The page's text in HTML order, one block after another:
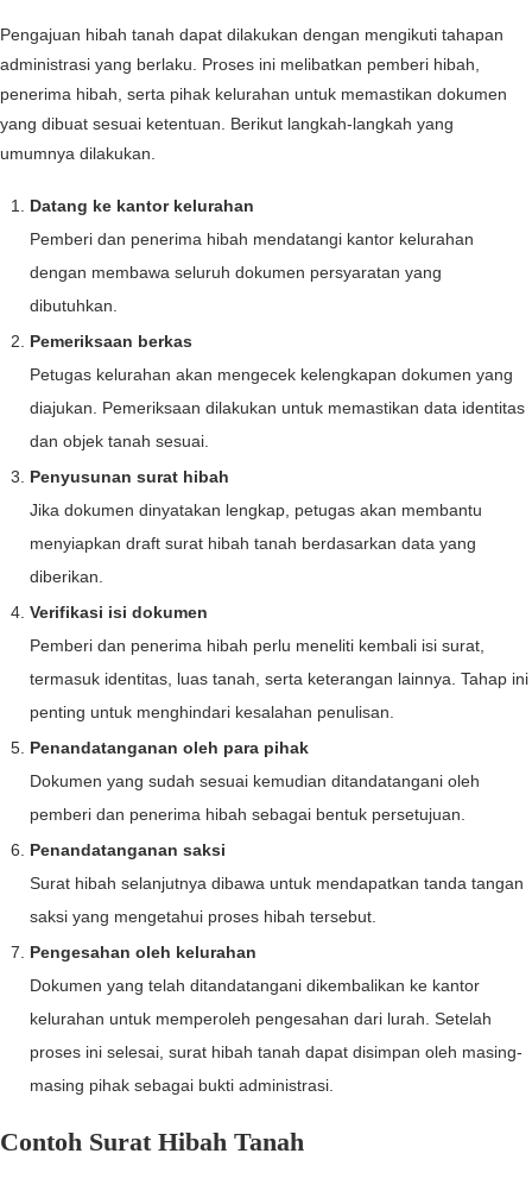
Pengajuan hibah tanah dapat dilakukan dengan mengikuti tahapan
administrasi yang berlaku. Proses ini melibatkan pemberi hibah,
penerima hibah, serta pihak kelurahan untuk memastikan dokumen
yang dibuat sesuai ketentuan. Berikut langkah-langkah yang
umumnya dilakukan.
Datang ke kantor kelurahan
Pemberi dan penerima hibah mendatangi kantor kelurahan
dengan membawa seluruh dokumen persyaratan yang
dibutuhkan.
Pemeriksaan berkas
Petugas kelurahan akan mengecek kelengkapan dokumen yang
diajukan. Pemeriksaan dilakukan untuk memastikan data identitas
dan objek tanah sesuai.
Penyusunan surat hibah
Jika dokumen dinyatakan lengkap, petugas akan membantu
menyiapkan draft surat hibah tanah berdasarkan data yang
diberikan.
Verifikasi isi dokumen
Pemberi dan penerima hibah perlu meneliti kembali isi surat,
termasuk identitas, luas tanah, serta keterangan lainnya. Tahap ini
penting untuk menghindari kesalahan penulisan.
Penandatanganan oleh para pihak
Dokumen yang sudah sesuai kemudian ditandatangani oleh
pemberi dan penerima hibah sebagai bentuk persetujuan.
Penandatanganan saksi
Surat hibah selanjutnya dibawa untuk mendapatkan tanda tangan
saksi yang mengetahui proses hibah tersebut.
Pengesahan oleh kelurahan
Dokumen yang telah ditandatangani dikembalikan ke kantor
kelurahan untuk memperoleh pengesahan dari lurah. Setelah
proses ini selesai, surat hibah tanah dapat disimpan oleh masing-
masing pihak sebagai bukti administrasi.
Contoh Surat Hibah Tanah